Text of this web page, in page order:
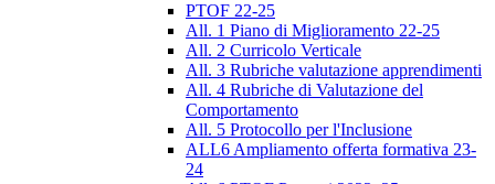
PTOF 22-25
All. 1 Piano di Miglioramento 22-25
All. 2 Curricolo Verticale
All. 3 Rubriche valutazione apprendimenti
All. 4 Rubriche di Valutazione del
Comportamento
All. 5 Protocollo per l'Inclusione
ALL6 Ampliamento offerta formativa 23-
24